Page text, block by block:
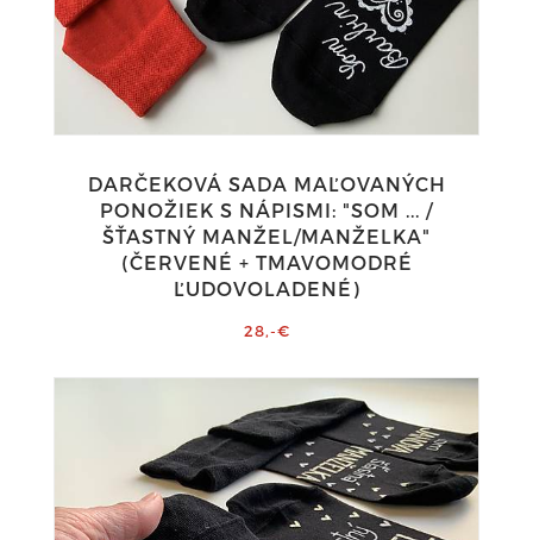
DARČEKOVÁ SADA MAĽOVANÝCH
PONOŽIEK S NÁPISMI: "SOM ... /
ŠŤASTNÝ MANŽEL/MANŽELKA"
(ČERVENÉ + TMAVOMODRÉ
ĽUDOVOLADENÉ)
28,-€